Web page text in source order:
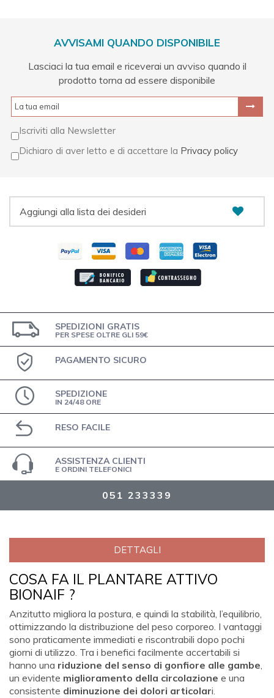
AVVISAMI QUANDO DISPONIBILE
Lasciaci la tua email e riceverai un avviso quando il
prodotto torna ad essere disponibile
Iscriviti alla Newsletter
Dichiaro di aver letto e di accettare la Privacy policy
Aggiungi alla lista dei desideri
SPEDIZIONI GRATIS
PER SPESE OLTRE GLI 59€
PAGAMENTO SICURO
SPEDIZIONE
IN 24/48 ORE
RESO FACILE
ASSISTENZA CLIENTI
E ORDINI TELEFONICI
051 233339
DETTAGLI
COSA FA IL PLANTARE ATTIVO
BIONAIF ?
Anzitutto migliora la postura, e quindi la stabilità, l’equilibrio,
ottimizzando la distribuzione del peso corporeo. I vantaggi
sono praticamente immediati e riscontrabili dopo pochi
giorni di utilizzo. Tra i benefici facilmente accertabili si
hanno una riduzione del senso di gonfiore alle gambe
un evidente miglioramento della circolazione e una
consistente diminuzione dei dolori articolari.